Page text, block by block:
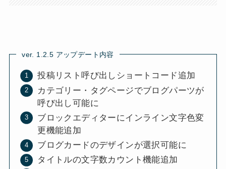
ver. 1.2.5 アップデート内容
投稿リスト呼び出しショートコード追加
カテゴリー・タグページでブログパーツが
呼び出し可能に
ブロックエディターにインライン文字色変
更機能追加
ブログカードのデザインが選択可能に
タイトルの文字数カウント機能追加